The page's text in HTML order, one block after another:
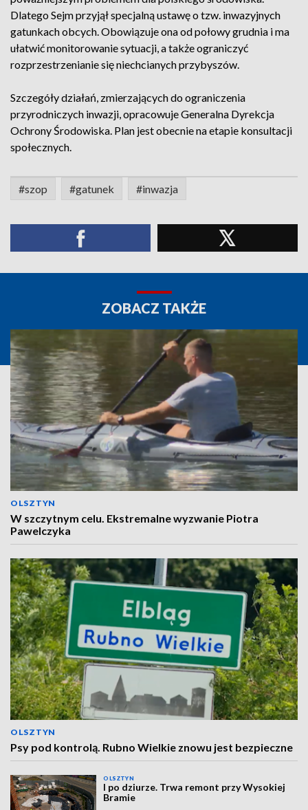
Dlatego Sejm przyjął specjalną ustawę o tzw. inwazyjnych
gatunkach obcych. Obowiązuje ona od połowy grudnia i ma
ułatwić monitorowanie sytuacji, a także ograniczyć
rozprzestrzenianie się niechcianych przybyszów.
Szczegóły działań, zmierzających do ograniczenia
przyrodniczych inwazji, opracowuje Generalna Dyrekcja
Ochrony Środowiska. Plan jest obecnie na etapie konsultacji
społecznych.
#szop #gatunek #inwazja
ZOBACZ TAKŻE
OLSZTYN
W szczytnym celu. Ekstremalne wyzwanie Piotra
Pawelczyka
OLSZTYN
Psy pod kontrolą. Rubno Wielkie znowu jest bezpieczne
OLSZTYN
I po dziurze. Trwa remont przy Wysokiej
Bramie